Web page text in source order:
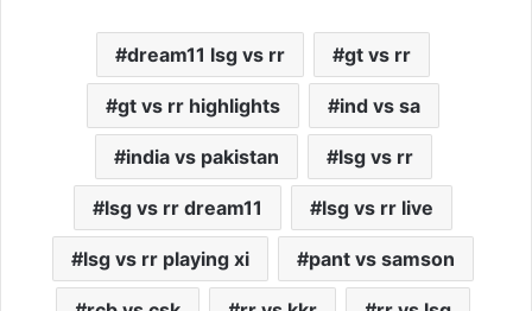
dream11 lsg vs rr gt vs rr
gt vs rr highlights ind vs sa
india vs pakistan lsg vs rr
lsg vs rr dream11 lsg vs rr live
lsg vs rr playing xi pant vs samson